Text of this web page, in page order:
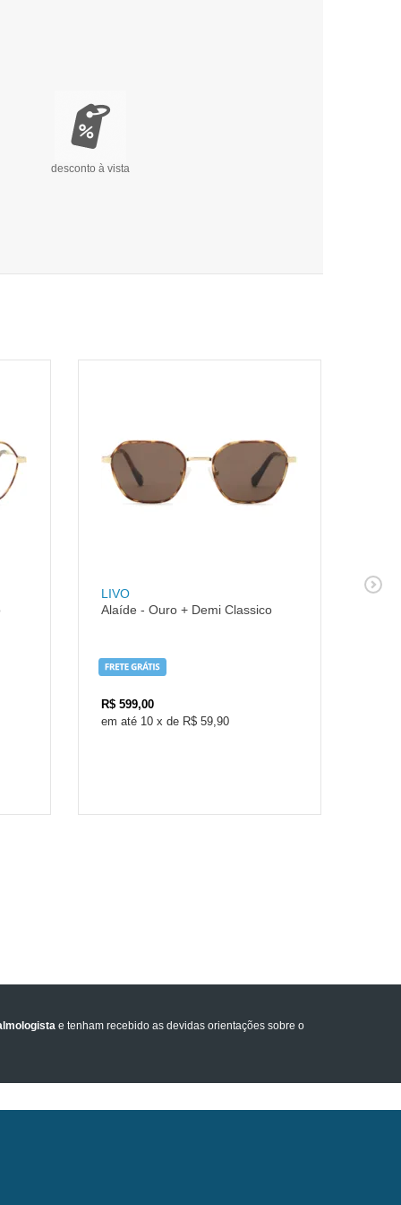
desconto à vista
LIVO
Alaíde - Ouro + Demi Classico
R$ 599,00
10 x de R$ 59,90
LIVO
e tenham recebido as devidas orientações sobre o